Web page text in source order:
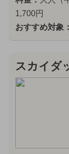
1,700円
おすすめ対象：
スカイダ